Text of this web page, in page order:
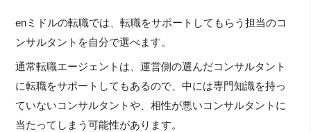
enミドルの転職では、転職をサポートしてもらう担当のコ
ンサルタントを自分で選べます。
通常転職エージェントは、運営側の選んだコンサルタント
に転職をサポートしてもあるので、中には専門知識を持っ
ていないコンサルタントや、相性が悪いコンサルタントに
当たってしまう可能性があります。